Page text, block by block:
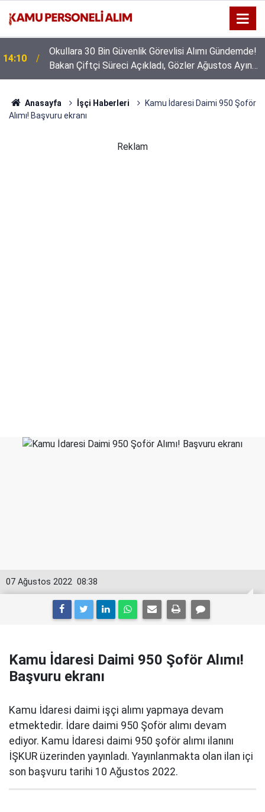
14:10
Okullara 30 Bin Güvenlik Görevlisi Alımı Gündemde!
Bakan Çiftçi Süreci Açıkladı, Gözler Ağustos Ayına
Çevrildi
Anasayfa İşçi Haberleri
Kamu İdaresi Daimi 950 Şoför
Alımı! Başvuru ekranı
Reklam
08:38
07 Ağustos 2022
Kamu İdaresi Daimi 950 Şoför Alımı!
Başvuru ekranı
Kamu İdaresi daimi işçi alımı yapmaya devam
etmektedir. İdare daimi 950 Şoför alımı devam
ediyor. Kamu İdaresi daimi 950 şoför alımı ilanını
İŞKUR üzerinden yayınladı. Yayınlanmakta olan ilan içi
son başvuru tarihi 10 Ağustos 2022.